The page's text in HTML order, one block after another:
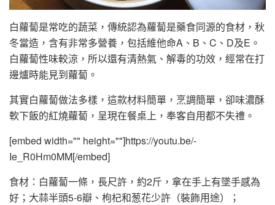
白蘿蔔是常吃的蔬菜，傳統認為蘿蔔是藥食同源的食材，秋
冬當造，含有非常多營養，包括維他命A、B、C、D及E。
白蘿蔔性味較涼，所以還有清熱氣、解毒的功效，經常在打
邊爐時能見到蘿蔔。
其實白蘿蔔做法多樣，這款材料簡單，烹調簡單，卻味濃酥
軟下飯的紅燒蘿蔔，呈現在餐桌上，奉客自用都不失禮。
[embed width="" height=""]https://youtu.be/-
Ie_R0Hm0MM[/embed]
食材：白蘿蔔一條，長尺許，約2斤，拿在手上有墜手感為
好；大蒜半頭5-6瓣、枸杞和葱花少許（裝飾用途）；